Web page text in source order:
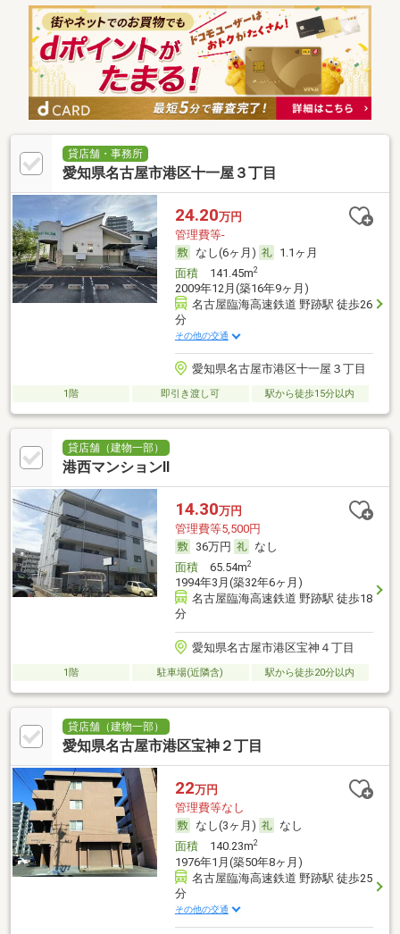
貸店舗・事務所
愛知県名古屋市港区十一屋３丁目
24.20万円
管理費等-
なし(6ヶ月)
1.1ヶ月
面積141.45m2
2009年12月(築16年9ヶ月)
名古屋臨海高速鉄道 野跡駅 徒歩26
分
その他の交通
愛知県名古屋市港区十一屋３丁目
1階 即引き渡し可 駅から徒歩15分以内
貸店舗（建物一部）
港西マンションⅡ
14.30万円
管理費等5,500円
36万円
なし
面積65.54m2
1994年3月(築32年6ヶ月)
名古屋臨海高速鉄道 野跡駅 徒歩18
分
愛知県名古屋市港区宝神４丁目
1階 駐車場(近隣含) 駅から徒歩20分以内
貸店舗（建物一部）
愛知県名古屋市港区宝神２丁目
22万円
管理費等なし
なし(3ヶ月)
なし
面積140.23m2
1976年1月(築50年8ヶ月)
名古屋臨海高速鉄道 野跡駅 徒歩25
分
その他の交通